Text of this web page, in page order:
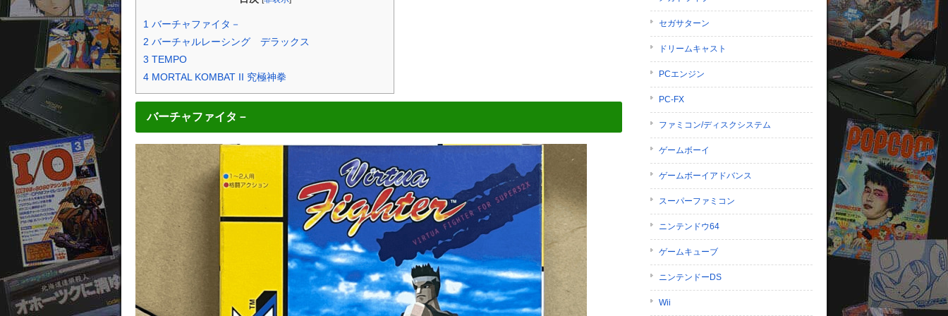
1 バーチャファイタ－
2 バーチャルレーシング デラックス
3 TEMPO
4 MORTAL KOMBAT II 究極神拳
バーチャファイタ－
セガサターン
ドリームキャスト
PCエンジン
PC-FX
ファミコン/ディスクシステム
ゲームボーイ
ゲームボーイアドバンス
スーパーファミコン
ニンテンドウ64
ゲームキューブ
ニンテンドーDS
Wii